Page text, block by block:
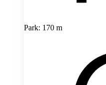
Park: 170 m